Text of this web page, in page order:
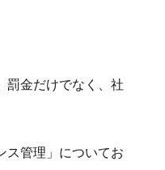
罰金だけでなく、社
ス管理」についてお